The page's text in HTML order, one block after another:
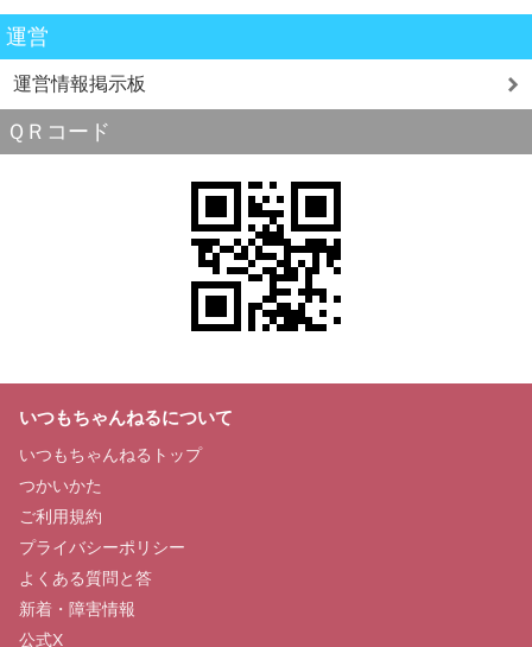
運営
運営情報掲示板
ＱＲコード
いつもちゃんねるについて
いつもちゃんねるトップ
つかいかた
ご利用規約
プライバシーポリシー
よくある質問と答
新着・障害情報
公式X